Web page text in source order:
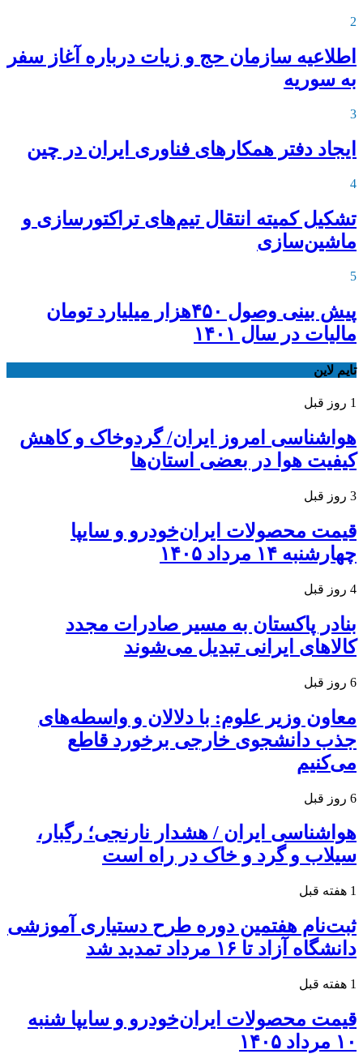
2
اطلاعیه‌ سازمان حج و زیات درباره آغاز سفر
به سوریه
3
ایجاد دفتر همکارهای فناوری ایران در چین
4
تشکیل کمیته انتقال تیم‌های تراکتورسازی و
ماشین‌سازی
5
پیش بینی وصول ۴۵۰هزار میلیارد تومان
مالیات در سال ۱۴۰۱
تایم لاین
1 روز قبل
هواشناسی امروز ایران/ گردوخاک و کاهش
کیفیت هوا در بعضی استان‌ها
3 روز قبل
قیمت محصولات ایران‌خودرو و سایپا
چهارشنبه ۱۴ مرداد ۱۴۰۵
4 روز قبل
بنادر پاکستان به مسیر صادرات مجدد
کالاهای ایرانی تبدیل می‌شوند
6 روز قبل
معاون وزیر علوم: با دلالان و واسطه‌های
جذب دانشجوی خارجی برخورد قاطع
می‌کنیم
6 روز قبل
هواشناسی ایران / هشدار نارنجی؛ رگبار،
سیلاب و گرد و خاک در راه است
1 هفته قبل
ثبت‌نام هفتمین دوره طرح دستیاری آموزشی
دانشگاه آزاد تا ۱۶ مرداد تمدید شد
1 هفته قبل
قیمت محصولات ایران‌خودرو و سایپا شنبه
۱۰ مرداد ۱۴۰۵